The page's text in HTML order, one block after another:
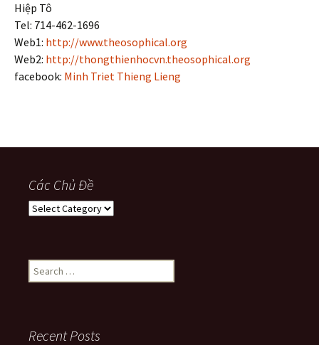
Hiệp Tô
Tel: 714-462-1696
Web1: http://www.theosophical.org
Web2: http://thongthienhocvn.theosophical.org
facebook: Minh Triet Thieng Lieng
Các Chủ Đề
Các
Search
for:
Recent Posts